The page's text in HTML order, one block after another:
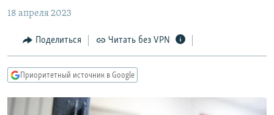
Вернутся
Вернутся
МНЕНИЯ
КУЛЬТУРА
КАВКАЗ.РЕАЛИИ
СЕВЕР.РЕАЛИИ
18 апреля 2023
Поделиться Читать без VPN
Приоритетный источник в Google